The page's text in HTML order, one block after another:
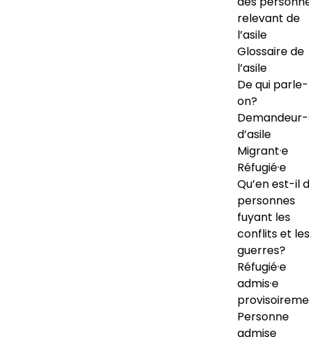
relevant de
l’asile
Glossaire de
l’asile
De qui
on?
d’asile
Migrant·e
Réfugié·e
Qu’en est-il
personnes
fuyant les
conflits et les
guerres?
Réfugié·e
admis·e
Personne
admise